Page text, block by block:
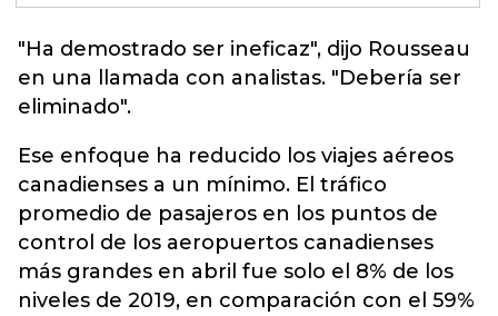
"Ha demostrado ser ineficaz", dijo Rousseau
en una llamada con analistas. "Debería ser
eliminado".
Ese enfoque ha reducido los viajes aéreos
canadienses a un mínimo. El tráfico
promedio de pasajeros en los puntos de
control de los aeropuertos canadienses
más grandes en abril fue solo el 8% de los
niveles de 2019, en comparación con el 59%